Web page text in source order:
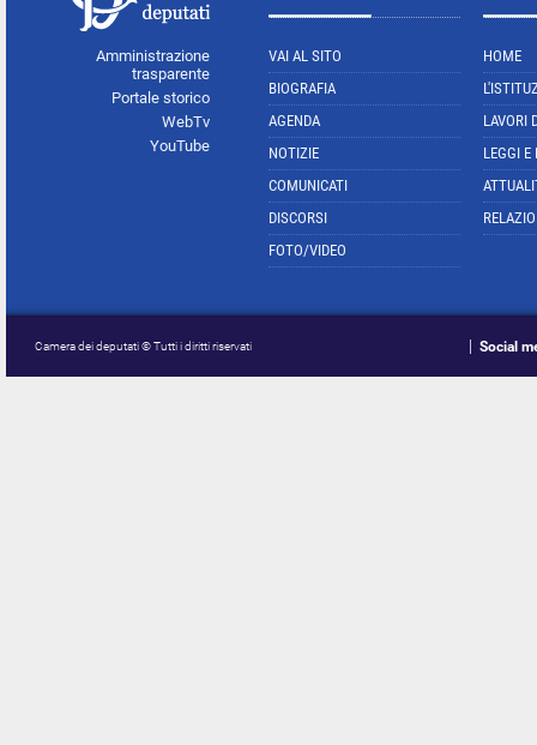
Amministrazione
trasparente
Portale storico
WebTv
YouTube
VAI AL SITO
BIOGRAFIA
AGENDA
NOTIZIE
COMUNICATI
DISCORSI
FOTO/VIDEO
HOME
LAVORI
LEGGI E
Camera dei deputati © Tutti i diritti riservati Social